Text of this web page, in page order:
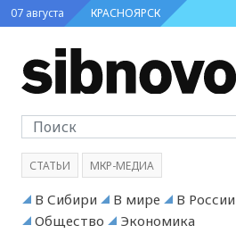
07 августа КРАСНОЯРСК
СТАТЬИ МКР-МЕДИА
В Сибири В мире В России
Общество
Экономика